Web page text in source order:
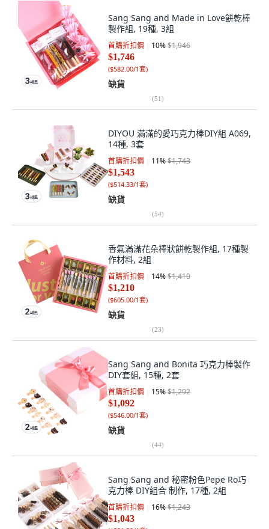
Sang Sang and Made in Love餅乾棒
製作組, 19種, 3組
首購折扣價 10%$1,946
$1,746
($582.00/1套)
缺貨
(51)
DIYOU 滿滿的愛巧克力棒DIY組 A069,
14種, 3套
首購折扣價 11%$1,743
$1,543
($514.33/1套)
缺貨
(54)
香氣滿滿花朵棒狀餅乾製作組, 17種製
作材料, 2組
首購折扣價 14%$1,410
$1,210
($605.00/1套)
缺貨
(23)
Sang Sang and Bonita 巧克力棒製作
DIY套組, 15種, 2套
首購折扣價 15%$1,292
$1,092
($546.00/1套)
缺貨
(44)
Sang Sang and 秘密粉色Pepe Ro巧
克力棒 DIY組合 制作, 17種, 2組
首購折扣價 16%$1,243
$1,043